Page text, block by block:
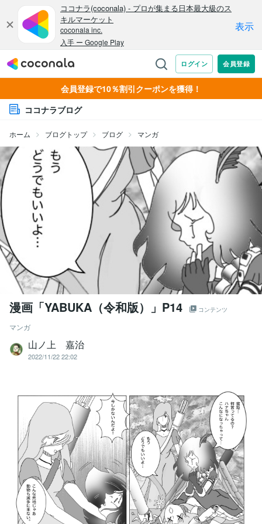
会員登録で10％割引クーポンを獲得！
ココナラブログ
ホーム ブログトップ ブログ マンガ
漫画「YABUKA（令和版）」P14 コンテンツ
マンガ
山ノ上 嘉治
2022/11/22 22:02